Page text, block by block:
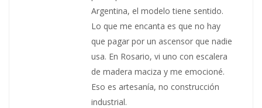
Argentina, el modelo tiene sentido.
Lo que me encanta es que no hay
que pagar por un ascensor que nadie
usa. En Rosario, vi uno con escalera
de madera maciza y me emocioné.
Eso es artesanía, no construcción
industrial.